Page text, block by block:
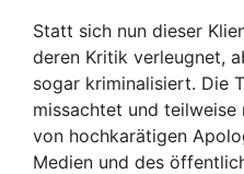
Statt sich nun dieser
deren Kritik verleugnet,
sogar kriminalisiert. Die
missachtet und
von hochkarätigen
Medien und des